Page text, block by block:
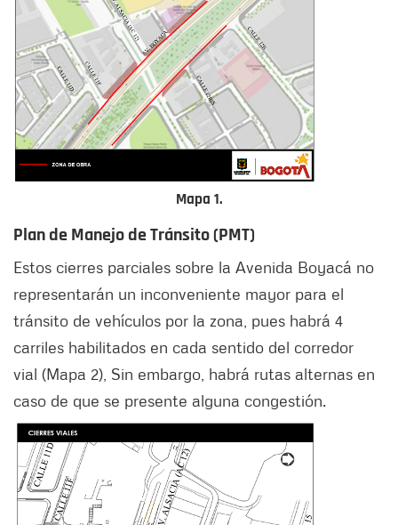
Mapa 1.
Plan de Manejo de Tránsito (PMT)
Estos cierres parciales sobre la Avenida Boyacá no
representarán un inconveniente mayor para el
tránsito de vehículos por la zona, pues habrá 4
carriles habilitados en cada sentido del corredor
vial (Mapa 2), Sin embargo, habrá rutas alternas en
caso de que se presente alguna congestión.